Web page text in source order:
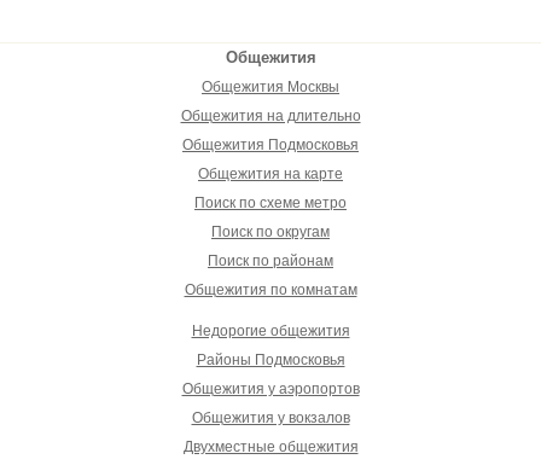
Общежития
Общежития Москвы
Общежития на длительно
Общежития Подмосковья
Общежития на карте
Поиск по схеме метро
Поиск по округам
Поиск по районам
Общежития по комнатам
Недорогие общежития
Районы Подмосковья
Общежития у аэропортов
Общежития у вокзалов
Двухместные общежития